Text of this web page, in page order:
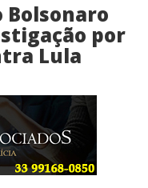
Bolsonaro
por
Lula